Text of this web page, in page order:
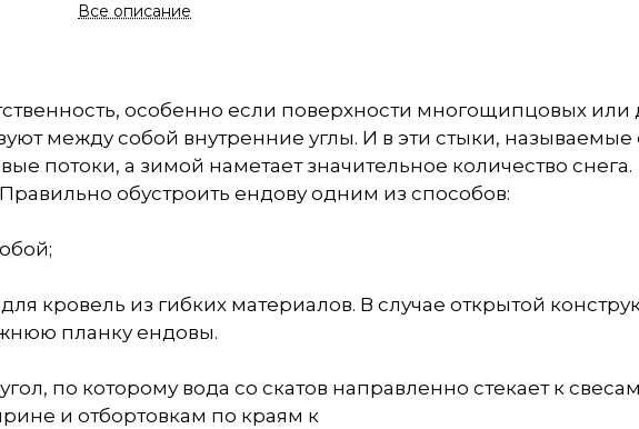
Все описание
особенно если поверхности многощипцовых или
между собой внутренние углы. И в эти стыки,
потоки, а зимой наметает значительное количество снега.
обустроить ендову одним из способов:
кровель из гибких материалов. В случае открытой
планку ендовы.
по которому вода со скатов направленно стекает к
и отбортовкам по краям к